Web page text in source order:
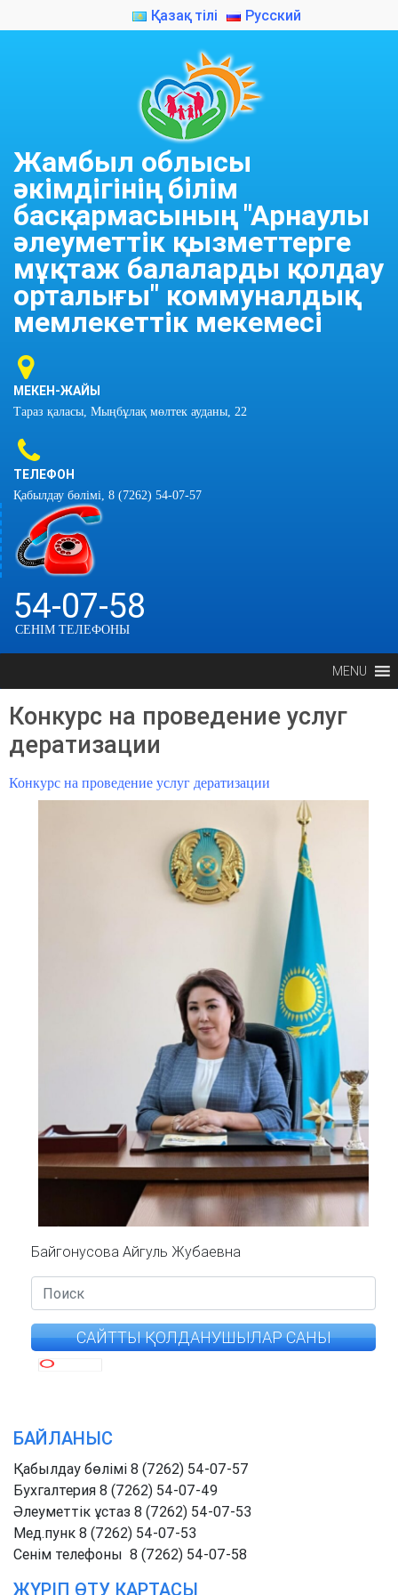
Қазақ тілі Русский
Жамбыл облысы
әкімдігінің білім
басқармасының "Арнаулы
әлеуметтік қызметтерге
мұқтаж балаларды қолдау
орталығы" коммуналдық
мемлекеттік мекемесі
МЕКЕН-ЖАЙЫ
Тараз қаласы, Мыңбұлақ мөлтек ауданы, 22
ТЕЛЕФОН
Қабылдау бөлімі, 8 (7262) 54-07-57
54-07-58
СЕНІМ ТЕЛЕФОНЫ
MENU
Конкурс на проведение услуг
дератизации
Конкурс на проведение услуг дератизации
Байгонусова Айгуль Жубаевна
САЙТТЫ ҚОЛДАНУШЫЛАР САНЫ
БАЙЛАНЫС
Қабылдау бөлімі 8 (7262) 54-07-57
Бухгалтерия 8 (7262) 54-07-49
Әлеуметтік ұстаз 8 (7262) 54-07-53
Мед.пунк 8 (7262) 54-07-53
Cенім телефоны 8 (7262) 54-07-58
ЖҮРІП ӨТУ КАРТАСЫ